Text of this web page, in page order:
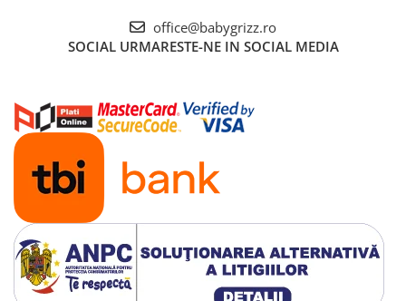
office@babygrizz.ro
SOCIAL URMARESTE-NE IN SOCIAL MEDIA